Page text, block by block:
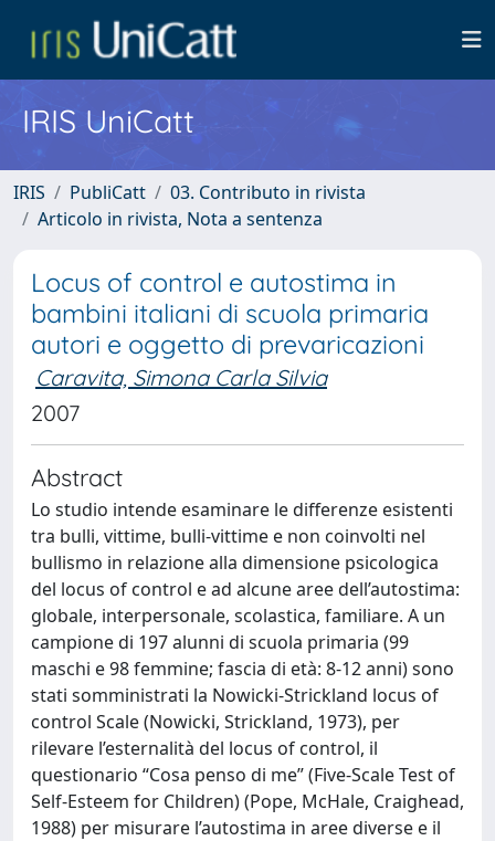
IRIS UniCatt
IRIS PubliCatt
03. Contributo in rivista
Articolo in rivista, Nota a sentenza
Locus of control e autostima in
bambini italiani di scuola primaria
autori e oggetto di prevaricazioni
Caravita, Simona Carla Silvia
2007
Abstract
Lo studio intende esaminare le differenze esistenti
tra bulli, vittime, bulli-vittime e non coinvolti nel
bullismo in relazione alla dimensione psicologica
del locus of control e ad alcune aree dell’autostima:
globale, interpersonale, scolastica, familiare. A un
campione di 197 alunni di scuola primaria (99
maschi e 98 femmine; fascia di età: 8-12 anni) sono
stati somministrati la Nowicki-Strickland locus of
control Scale (Nowicki, Strickland, 1973), per
rilevare l’esternalità del locus of control, il
questionario “Cosa penso di me” (Five-Scale Test of
Self-Esteem for Children) (Pope, McHale, Craighead,
1988) per misurare l’autostima in aree diverse e il